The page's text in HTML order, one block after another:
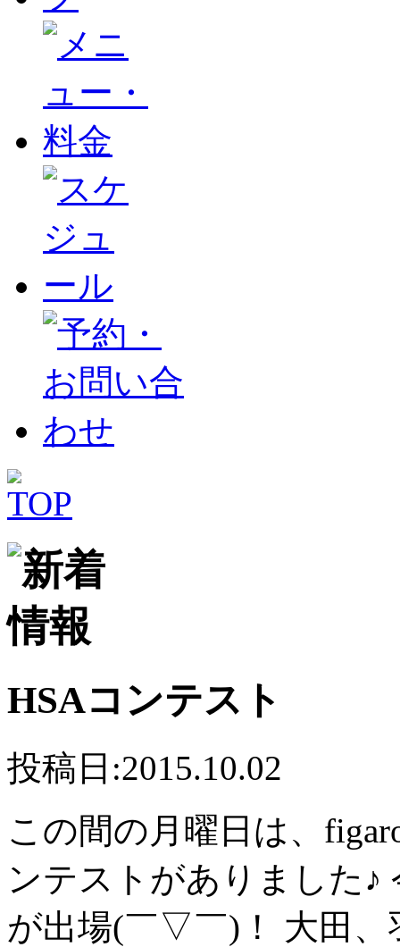
HSAコンテスト
投稿日:2015.10.02
この間の月曜日は、
ンテストがありました
が出場(￣▽￣)！ 大田、